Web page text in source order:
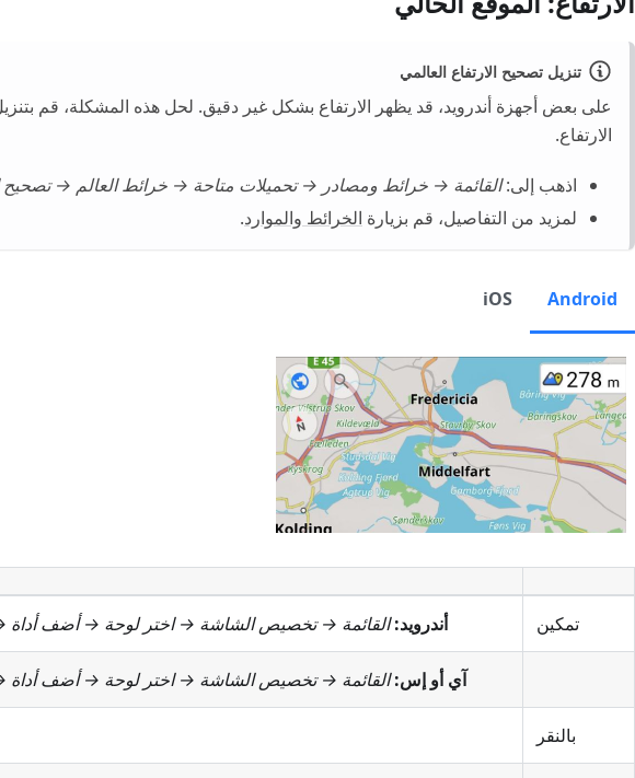
تنزيل تصحيح الارتفاع العالمي
على بعض أجهزة أندرويد، قد يظهر الارتفاع بشكل غير دقيق. لحل هذه المشكلة، قم
الارتفاع.
اذهب إلى:القائمة → خرائط ومصادر → تحميلات متاحة → خرائط العالم → تصحيح
لمزيد من التفاصيل، قم بزيارة الخرائط والموارد.
Android
iOS
تمكين أندرويد: القائمة → تخصيص الشاشة → اختر لوحة → أضف
آي أو إس: القائمة → تخصيص الشاشة → اختر لوحة → أضف
بالنقر